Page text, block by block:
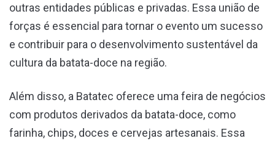
outras entidades públicas e privadas. Essa união de
forças é essencial para tornar o evento um sucesso
e contribuir para o desenvolvimento sustentável da
cultura da batata-doce na região.
Além disso, a Batatec oferece uma feira de negócios
com produtos derivados da batata-doce, como
farinha, chips, doces e cervejas artesanais. Essa